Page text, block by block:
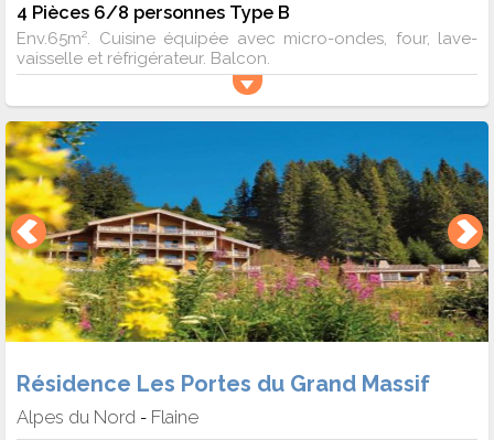
4 Pièces 6/8 personnes Type B
Env.65m². Cuisine équipée avec micro-ondes, four, lave-
vaisselle et réfrigérateur. Balcon.
Résidence Les Portes du Grand Massif
Alpes du Nord - Flaine